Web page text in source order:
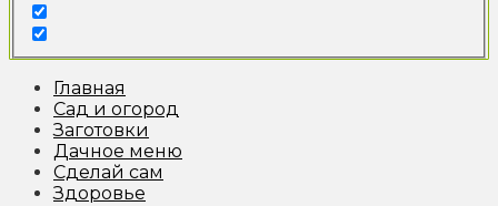
Главная
Сад и огород
Заготовки
Дачное меню
Сделай сам
Здоровье